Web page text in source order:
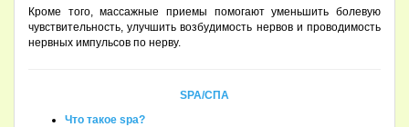
Кроме того, массажные приемы помогают уменьшить болевую
чувствительность, улучшить возбудимость нервов и проводимость
нервных импульсов по нерву.
SPA/СПА
Что такое spa?